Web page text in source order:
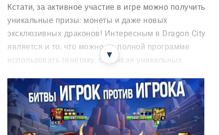
Кстати, за активное участие в игре можно получить
уникальные призы: монеты и даже новых
эксклюзивных драконов! Интересным в Dragon City
является и то, что можно по полной программе
использовать генетику, создавая уникальных
стихии, которые наделят животное разными
особенностями.
▼